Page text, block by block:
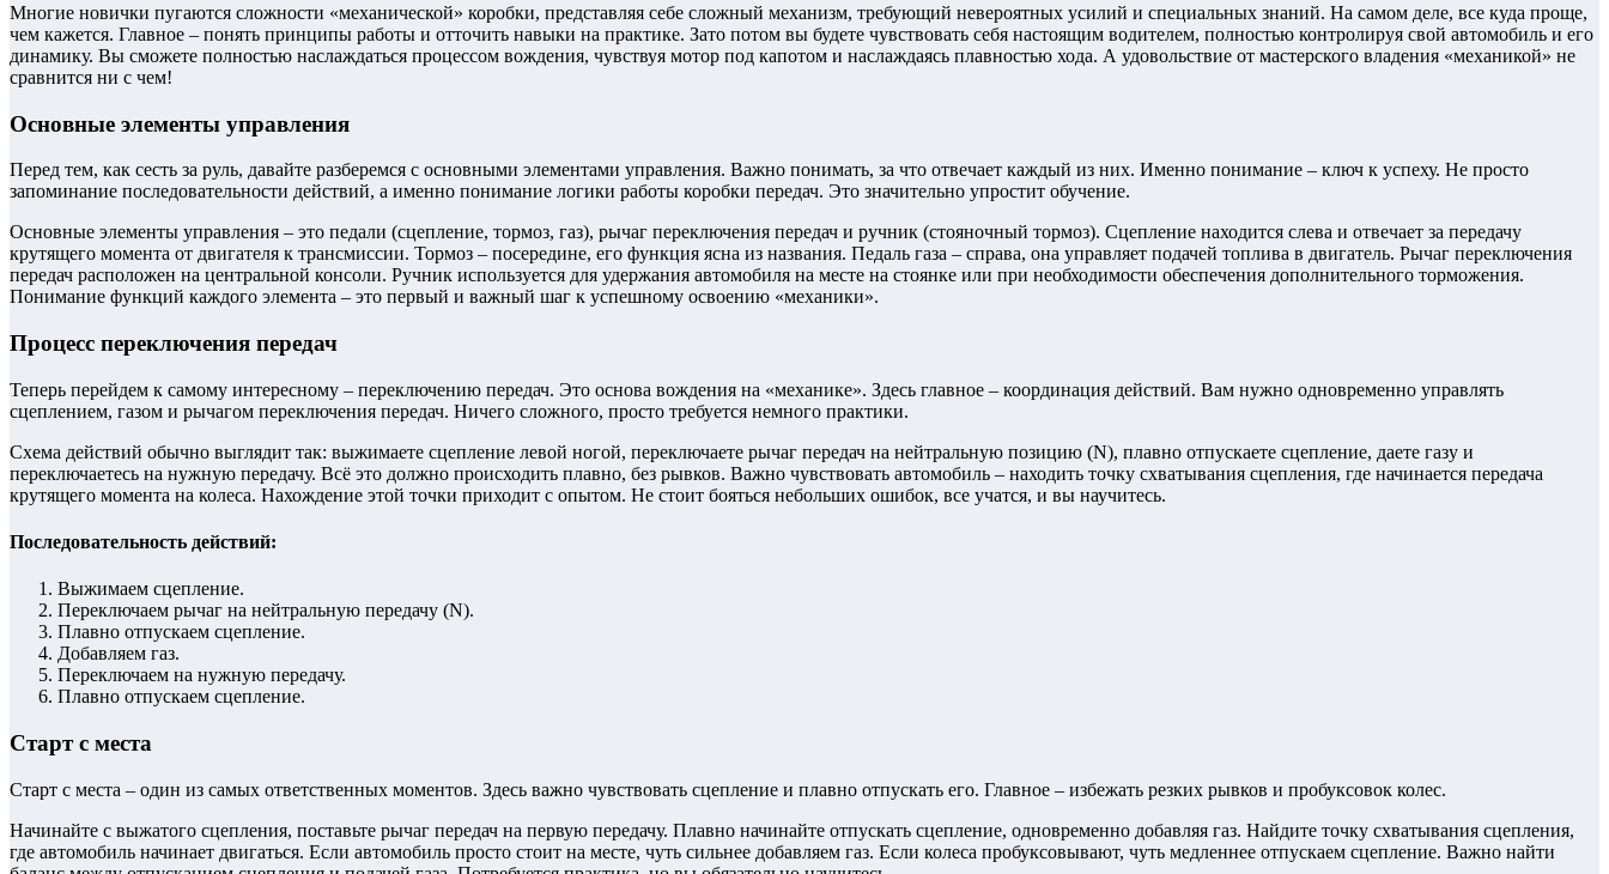
Многие новички пугаются сложности «механической» коробки, представляя себе сложный механизм, требующий невероятных усилий и специальных знаний. На самом деле, все куда проще,
чем кажется. Главное – понять принципы работы и отточить навыки на практике. Зато потом вы будете чувствовать себя настоящим водителем, полностью контролируя свой автомобиль и его
динамику. Вы сможете полностью наслаждаться процессом вождения, чувствуя мотор под капотом и наслаждаясь плавностью хода. А удовольствие от мастерского владения «механикой» не
сравнится ни с чем!
Основные элементы управления
Перед тем, как сесть за руль, давайте разберемся с основными элементами управления. Важно понимать, за что отвечает каждый из них. Именно понимание – ключ к успеху. Не просто
запоминание последовательности действий, а именно понимание логики работы коробки передач. Это значительно упростит обучение.
Основные элементы управления – это педали (сцепление, тормоз, газ), рычаг переключения передач и ручник (стояночный тормоз). Сцепление находится слева и отвечает за передачу
крутящего момента от двигателя к трансмиссии. Тормоз – посередине, его функция ясна из названия. Педаль газа – справа, она управляет подачей топлива в двигатель. Рычаг переключения
передач расположен на центральной консоли. Ручник используется для удержания автомобиля на месте на стоянке или при необходимости обеспечения дополнительного торможения.
Понимание функций каждого элемента – это первый и важный шаг к успешному освоению «механики».
Процесс переключения передач
Теперь перейдем к самому интересному – переключению передач. Это основа вождения на «механике». Здесь главное – координация действий. Вам нужно одновременно управлять
сцеплением, газом и рычагом переключения передач. Ничего сложного, просто требуется немного практики.
Схема действий обычно выглядит так: выжимаете сцепление левой ногой, переключаете рычаг передач на нейтральную позицию (N), плавно отпускаете сцепление, даете газу и
переключаетесь на нужную передачу. Всё это должно происходить плавно, без рывков. Важно чувствовать автомобиль – находить точку схватывания сцепления, где начинается передача
крутящего момента на колеса. Нахождение этой точки приходит с опытом. Не стоит бояться небольших ошибок, все учатся, и вы научитесь.
Последовательность действий:
Выжимаем сцепление.
Переключаем рычаг на нейтральную передачу (N).
Плавно отпускаем сцепление.
Добавляем газ.
Переключаем на нужную передачу.
Плавно отпускаем сцепление.
Старт с места
Старт с места – один из самых ответственных моментов. Здесь важно чувствовать сцепление и плавно отпускать его. Главное – избежать резких рывков и пробуксовок колес.
Начинайте с выжатого сцепления, поставьте рычаг передач на первую передачу. Плавно начинайте отпускать сцепление, одновременно добавляя газ. Найдите точку схватывания сцепления,
где автомобиль начинает двигаться. Если автомобиль просто стоит на месте, чуть сильнее добавляем газ. Если колеса пробуксовывают, чуть медленнее отпускаем сцепление. Важно найти